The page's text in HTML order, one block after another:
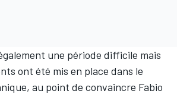
une période difficile mais
ont été mis en place dans le
au point de convaincre Fabio